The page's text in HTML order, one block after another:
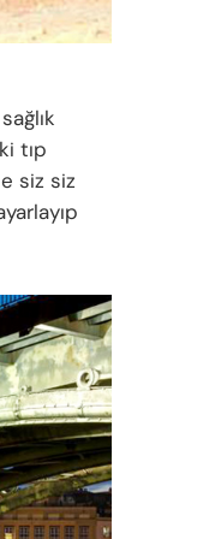
tıp
siz siz